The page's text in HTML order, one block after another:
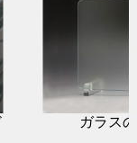
ガラス